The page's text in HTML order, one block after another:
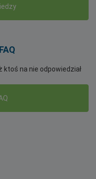
ktoś na nie odpowiedział